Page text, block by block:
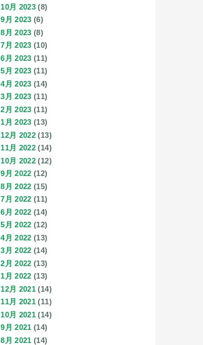
10月 2023 (8)
9月 2023 (6)
8月 2023 (8)
7月 2023 (10)
6月 2023 (11)
5月 2023 (11)
4月 2023 (14)
3月 2023 (11)
2月 2023 (11)
1月 2023 (13)
12月 2022 (13)
11月 2022 (14)
10月 2022 (12)
9月 2022 (12)
8月 2022 (15)
7月 2022 (11)
6月 2022 (14)
5月 2022 (12)
4月 2022 (13)
3月 2022 (14)
2月 2022 (13)
1月 2022 (13)
12月 2021 (14)
11月 2021 (11)
10月 2021 (14)
9月 2021 (14)
8月 2021 (14)